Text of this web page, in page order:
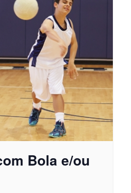
Bola e/ou